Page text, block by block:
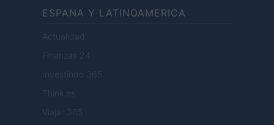
ESPANA Y LATINOAMERICA
Actualidad
Finanzas 24
Investindo 365
Think.es
Viajar 365